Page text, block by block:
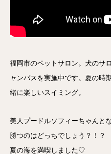
福岡市のペットサロン。犬のサ
ャンパスを実施中です。夏の時
緒に楽しいスイミング。
美人プードルソフィーちゃんと
勝つのはどっちでしょう？！？
夏の海を満喫しました♡